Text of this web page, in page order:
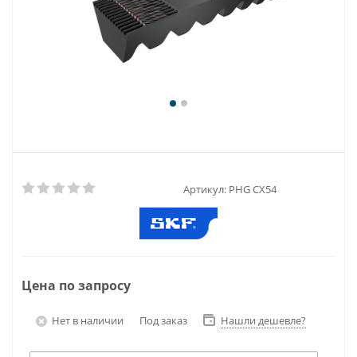
Артикул: PHG CX54
Цена по запросу
Нет в наличии Под заказ Нашли дешевле?